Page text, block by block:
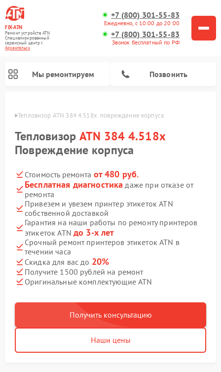
FIX-ATN
Ремонт устройств ATN
Специализированный
cервисный центр г.
Архангельск
+7 (800) 301-55-83
Ежедневно, с 10:00 до 20:00
+7 (800) 301-55-83
Звонок бесплатный по РФ
Мы ремонтируем Позвонить
Тепловизор ATN 384 4.518x  повреждение корпуса
Тепловизор ATN 384 4.518x
Повреждение корпуса
Стоимость ремонта от 480 руб.
Бесплатная диагностика даже при отказе от
ремонта
Привезем и увезем принтер этикеток ATN
собственной доставкой
Гарантия на наши работы по ремонту принтеров
этикеток ATN до 3-х лет
Срочный ремонт принтеров этикеток ATN в
течении часа
Скидка для вас до 20%
Получите 1500 рублей на ремонт
Оригинальные комплектующие ATN
Получить консультацию
Наши цены